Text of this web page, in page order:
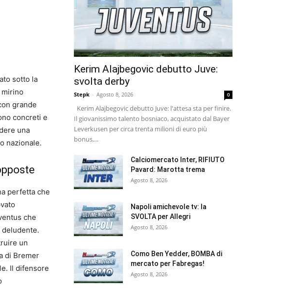
sotto la
grande
concreti e
una
nazionale.
perfetta che
che
deludente.
un
di Bremer
Il difensore
Kerim Alajbegovic debutto Juve:
svolta derby
Stepk - Agosto 8, 2026 0
Kerim Alajbegovic debutto Juve: l'attesa sta per finire.
Il giovanissimo talento bosniaco, acquistato dal Bayer
Leverkusen per circa trenta milioni di euro più
bonus,...
Calciomercato Inter, RIFIUTO
Pavard: Marotta trema
Agosto 8, 2026
Napoli amichevole tv: la
SVOLTA per Allegri
Agosto 8, 2026
Como Ben Yedder, BOMBA di
mercato per Fabregas!
Agosto 8, 2026